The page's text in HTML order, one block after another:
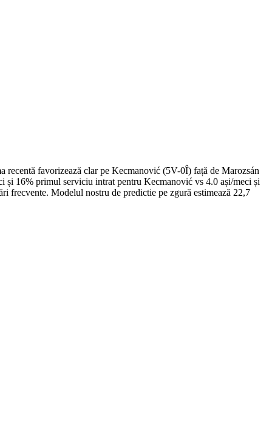
favorizează clar pe Kecmanović (5V-0Î) față de Marozsán
16% primul serviciu intrat pentru Kecmanović vs 4.0 ași/meci și
frecvente. Modelul nostru de predictie pe zgură estimează 22,7